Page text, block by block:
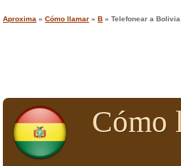
Aproxima »Cómo llamar »B » Telefonear a Bolivia
Cómo